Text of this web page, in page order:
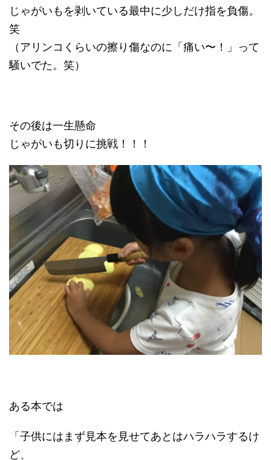
じゃがいもを剥いている最中に少しだけ指を負傷。
笑
（アリンコくらいの擦り傷なのに「痛い〜！」って
騒いでた。笑）
その後は一生懸命
じゃがいも切りに挑戦！！！
ある本では
「子供にはまず見本を見せてあとはハラハラするけ
ど、